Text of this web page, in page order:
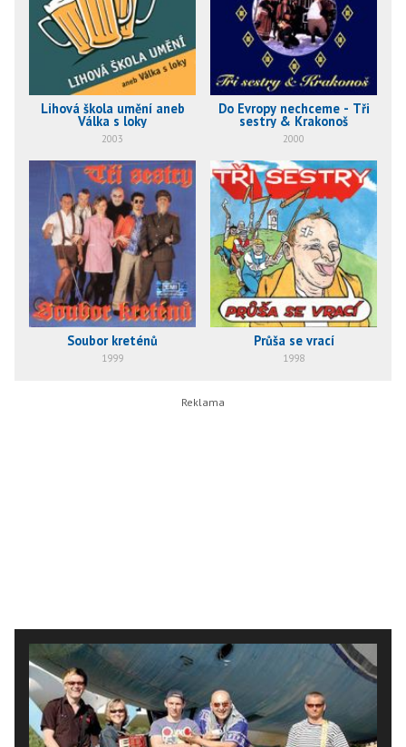
Lihová škola umění aneb
Válka s loky
2003
Do Evropy nechceme - Tři
sestry & Krakonoš
2000
Soubor kreténů
1999
Průša se vrací
1998